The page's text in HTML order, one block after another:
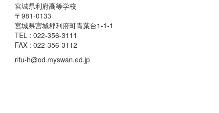
宮城県利府高等学校
〒981-0133
宮城県宮城郡利府町青葉台1-1-1
TEL : 022-356-3111
FAX : 022-356-3112
rifu-h@od.myswan.ed.jp